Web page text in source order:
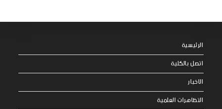
الرئيسية
اتصل بالكلية
الاخبار
التظاهرات العلمية